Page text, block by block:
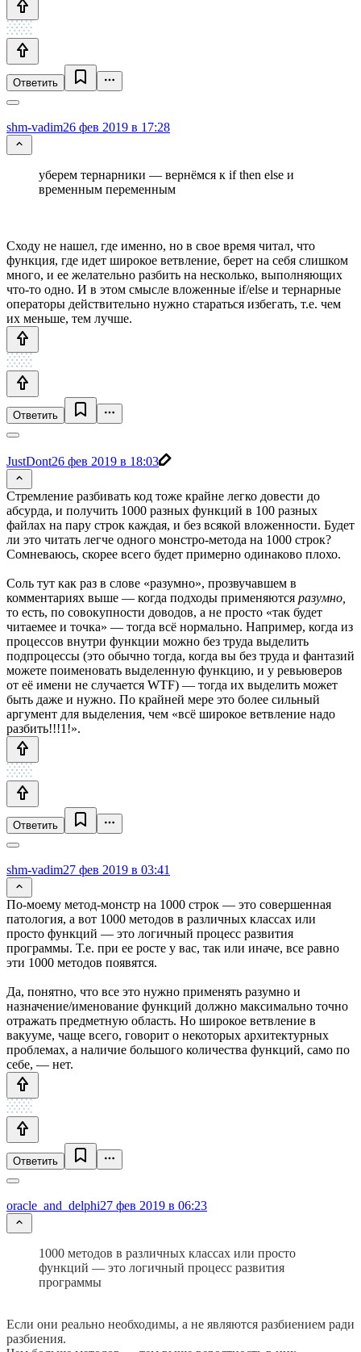
Ответить
shm-vadim26 фев 2019 в 17:28
уберем тернарники — вернёмся к if then else и
временным переменным
Сходу не нашел, где именно, но в свое время читал, что
функция, где идет широкое ветвление, берет на себя слишком
много, и ее желательно разбить на несколько, выполняющих
что-то одно. И в этом смысле вложенные if/else и тернарные
операторы действительно нужно стараться избегать, т.е. чем
их меньше, тем лучше.
Ответить
JustDont26 фев 2019 в 18:03
Стремление разбивать код тоже крайне легко довести до
абсурда, и получить 1000 разных функций в 100 разных
файлах на пару строк каждая, и без всякой вложенности. Будет
ли это читать легче одного монстро-метода на 1000 строк?
Сомневаюсь, скорее всего будет примерно одинаково плохо.
Соль тут как раз в слове «разумно», прозвучавшем в
комментариях выше — когда подходы применяются разумно,
то есть, по совокупности доводов, а не просто «так будет
читаемее и точка» — тогда всё нормально. Например, когда из
процессов внутри функции можно без труда выделить
подпроцессы (это обычно тогда, когда вы без труда и фантазий
можете поименовать выделенную функцию, и у ревьюверов
от её имени не случается WTF) — тогда их выделить может
быть даже и нужно. По крайней мере это более сильный
аргумент для выделения, чем «всё широкое ветвление надо
разбить!!!1!».
Ответить
shm-vadim27 фев 2019 в 03:41
По-моему метод-монстр на 1000 строк — это совершенная
патология, а вот 1000 методов в различных классах или
просто функций — это логичный процесс развития
программы. Т.е. при ее росте у вас, так или иначе, все равно
эти 1000 методов появятся.
Да, понятно, что все это нужно применять разумно и
назначение/именование функций должно максимально точно
отражать предметную область. Но широкое ветвление в
вакууме, чаще всего, говорит о некоторых архитектурных
проблемах, а наличие большого количества функций, само по
себе, — нет.
Ответить
oracle_and_delphi27 фев 2019 в 06:23
1000 методов в различных классах или просто
функций — это логичный процесс развития
программы
Если они реально необходимы, а не являются разбиением ради
разбиения.